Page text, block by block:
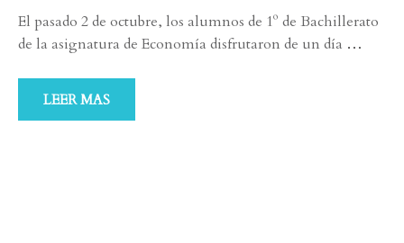
El pasado 2 de octubre, los alumnos de 1º de Bachillerato
de la asignatura de Economía disfrutaron de un día …
LEER MAS